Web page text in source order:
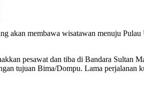
akan membawa wisatawan menuju
pesawat dan tiba di Bandara
tujuan Bima/Dompu. Lama perjalanan